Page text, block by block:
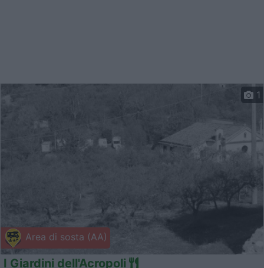
Area di sosta (AA)
1
I Giardini dell'Acropoli